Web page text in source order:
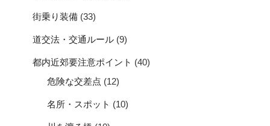
街乗り装備 (33)
道交法・交通ルール (9)
都内近郊要注意ポイント (40)
危険な交差点 (12)
名所・スポット (10)